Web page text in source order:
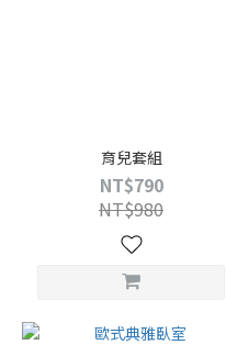
育兒套組
NT$790
NT$980